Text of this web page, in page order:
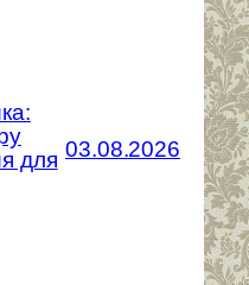
для 03.08.2026